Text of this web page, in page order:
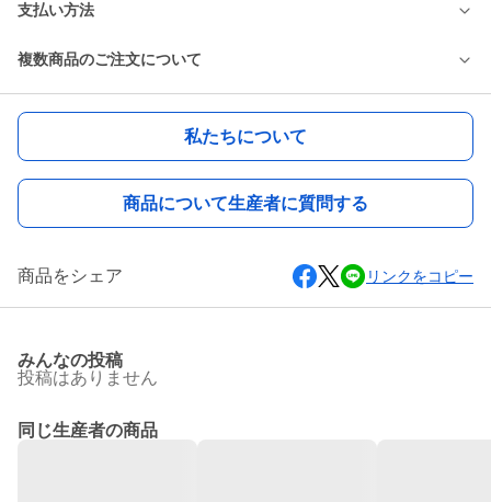
支払い方法
複数商品のご注文について
私たちについて
商品について生産者に質問する
商品をシェア リンクをコピー
みんなの投稿
投稿はありません
同じ生産者の商品